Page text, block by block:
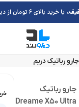
جارو رباتیک دریم
جارو رباتیک
Dreame X50 Ultra
با خرید بالای 6 تومان از دیجی پی